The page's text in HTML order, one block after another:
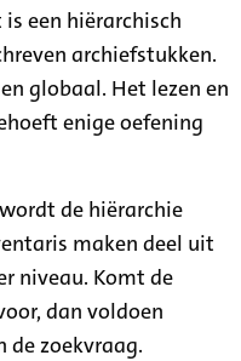
een hiërarchisch
archiefstukken.
globaal. Het lezen en
enige oefening
de hiërarchie
maken deel uit
niveau. Komt de
dan voldoen
de zoekvraag.